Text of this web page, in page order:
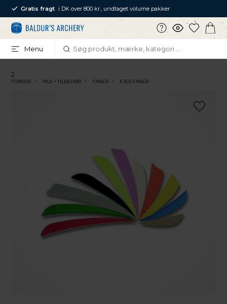
Gratis fragt i DK over 800 kr., undtaget volume pakker
Menu
2
FORSIDE PILE + TILBEHØR FANER FJER FANER